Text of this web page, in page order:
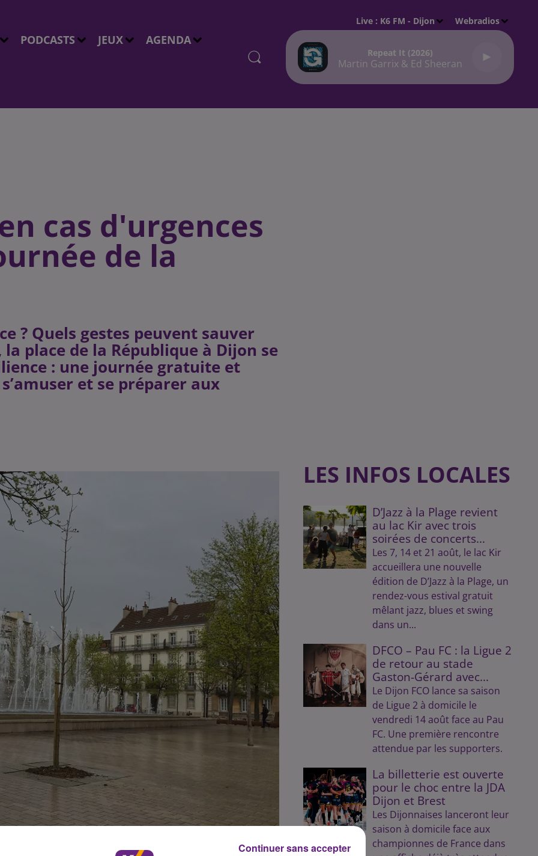
PODCASTS JEUX AGENDA
Live : K6 FM - Dijon Webradios
Repeat It (2026)
Martin Garrix & Ed Sheeran
cas d'urgences
de la
? Quels gestes peuvent sauver
place de la République à Dijon se
: une journée gratuite et
et se préparer aux
LES INFOS LOCALES
D’Jazz à la Plage revient
au lac Kir avec trois
soirées de concerts...
Les 7, 14 et 21 août, le lac Kir
accueillera une nouvelle
édition de D’Jazz à la Plage, un
rendez-vous estival gratuit
mêlant jazz, blues et swing
dans un...
DFCO – Pau FC : la Ligue 2
de retour au stade
Gaston-Gérard avec...
Le Dijon FCO lance sa saison
de Ligue 2 à domicile le
vendredi 14 août face au Pau
FC. Une première rencontre
attendue par les supporters.
La billetterie est ouverte
pour le choc entre la JDA
Dijon et Brest
Les Dijonnaises lanceront leur
saison à domicile face aux
championnes de France dans
Continuer sans accepter